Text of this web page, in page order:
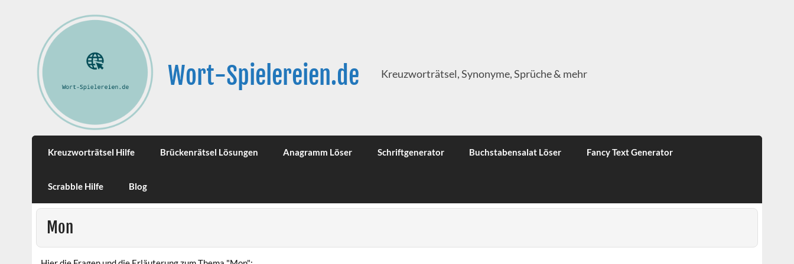
Wort-Spielereien.de Kreuzworträtsel, Synonyme, Sprüche & mehr
Kreuzworträtsel Hilfe Brückenrätsel Lösungen Anagramm Löser Schriftgenerator Buchstabensalat Löser Fancy Text Generator
Scrabble Hilfe Blog
Mon